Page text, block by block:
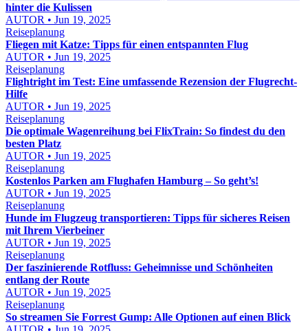
hinter die Kulissen
AUTOR • Jun 19, 2025
Reiseplanung
Fliegen mit Katze: Tipps für einen entspannten Flug
AUTOR • Jun 19, 2025
Reiseplanung
Flightright im Test: Eine umfassende Rezension der Flugrecht-
Hilfe
AUTOR • Jun 19, 2025
Reiseplanung
Die optimale Wagenreihung bei FlixTrain: So findest du den
besten Platz
AUTOR • Jun 19, 2025
Reiseplanung
Kostenlos Parken am Flughafen Hamburg – So geht’s!
AUTOR • Jun 19, 2025
Reiseplanung
Hunde im Flugzeug transportieren: Tipps für sicheres Reisen
mit Ihrem Vierbeiner
AUTOR • Jun 19, 2025
Reiseplanung
Der faszinierende Rotfluss: Geheimnisse und Schönheiten
entlang der Route
AUTOR • Jun 19, 2025
Reiseplanung
So streamen Sie Forrest Gump: Alle Optionen auf einen Blick